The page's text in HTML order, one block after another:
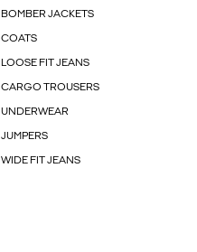
BOMBER JACKETS
COATS
LOOSE FIT JEANS
CARGO TROUSERS
UNDERWEAR
JUMPERS
WIDE FIT JEANS